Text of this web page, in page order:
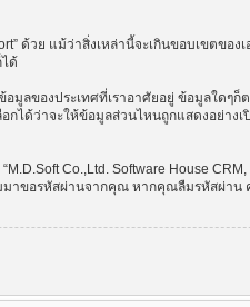
ด้วย แม้ว่าสิ่งเหล่านี้จะเกินขอบเขตของ
ด้
ของประเทศที่เราอาศัยอยู่ ข้อมูลใดๆก็ต
อกได้ว่าจะให้ข้อมูลส่วนไหนถูกแสดงอย่าง
Co.,Ltd. Software House CRM,
มาขอรหัสผ่านจากคุณ หากคุณลืมรหัสผ่าน